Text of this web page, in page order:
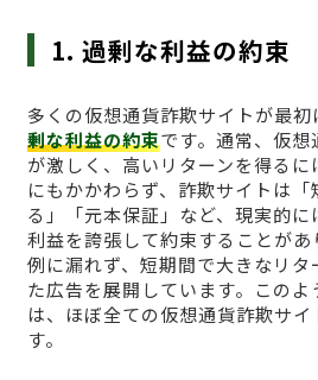
1. 過剰な利益の約束
多くの仮想通貨詐欺サイトが最初
剰な利益の約束です。通常、仮
が激しく、高いリターンを得るに
にもかかわらず、詐欺サイトは
る」「元本保証」など、現実的
利益を誇張して約束することが
例に漏れず、短期間で大きなリタ
た広告を展開しています。この
は、ほぼ全ての仮想通貨詐欺サ
す。